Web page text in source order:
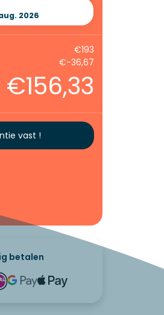
€193
€-36,67
€156,33
vast !
betalen